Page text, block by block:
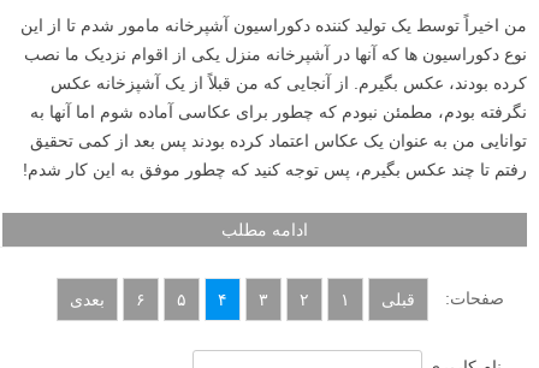
من اخیراً توسط یک تولید کننده دکوراسیون آشپرخانه مامور شدم تا از این